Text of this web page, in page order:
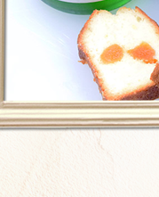
通常営業と異なりますのでご
【10月の営業のお知らせ】
10月のお休みは定休日の水曜
ます。
今後ともアトリエ・ラ・トラ
どよろしくお願い致します。
2025.09.01